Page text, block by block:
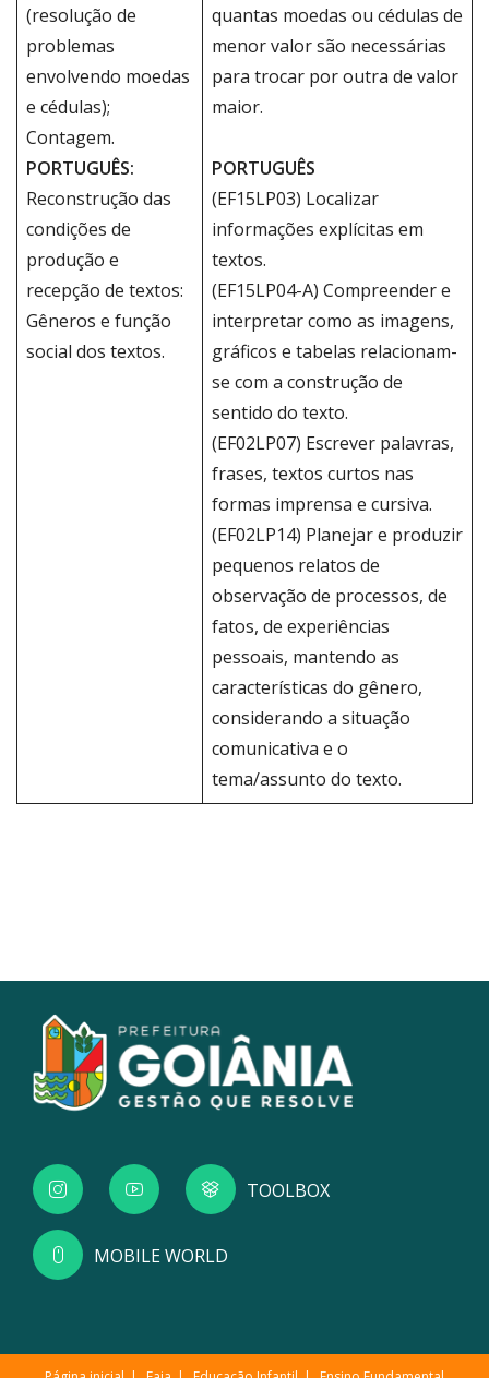
(resolução de
problemas
envolvendo moedas
e cédulas);
Contagem.
PORTUGUÊS:
Reconstrução das
condições de
produção e
recepção de textos:
Gêneros e função
social dos textos.
quantas moedas ou cédulas de
menor valor são necessárias
para trocar por outra de valor
maior.
PORTUGUÊS
(EF15LP03) Localizar
informações explícitas em
textos.
(EF15LP04-A) Compreender e
interpretar como as imagens,
gráficos e tabelas relacionam-
se com a construção de
sentido do texto.
(EF02LP07) Escrever palavras,
frases, textos curtos nas
formas imprensa e cursiva.
(EF02LP14) Planejar e produzir
pequenos relatos de
observação de processos, de
fatos, de experiências
pessoais, mantendo as
características do gênero,
considerando a situação
comunicativa e o
tema/assunto do texto.
TOOLBOX
MOBILE WORLD